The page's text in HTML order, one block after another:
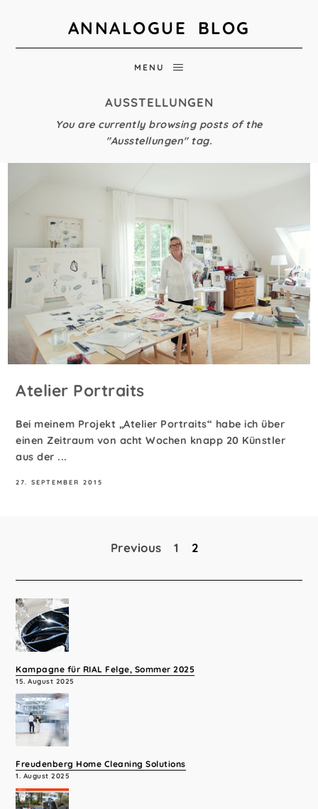
ANNALOGUE BLOG
MENU
AUSSTELLUNGEN
You are currently browsing posts of the
"Ausstellungen" tag.
Atelier Portraits
Bei meinem Projekt „Atelier Portraits“ habe ich über
einen Zeitraum von acht Wochen knapp 20 Künstler
aus der ...
27. SEPTEMBER 2015
Seitennummerierung
der
Beiträge
Previous 1 2
Kampagne für RIAL Felge, Sommer 2025
15. August 2025
Freudenberg Home Cleaning Solutions
1. August 2025